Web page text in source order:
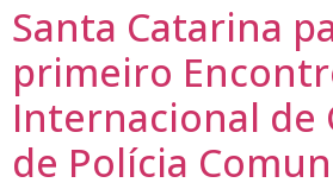
Santa Catarina
primeiro
Internacional de
de Polícia